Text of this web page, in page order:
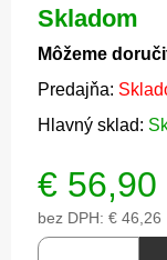
Skladom
Môžeme
Predajňa:
Hlavný sklad:
€ 56,90
bez DPH: € 46,26